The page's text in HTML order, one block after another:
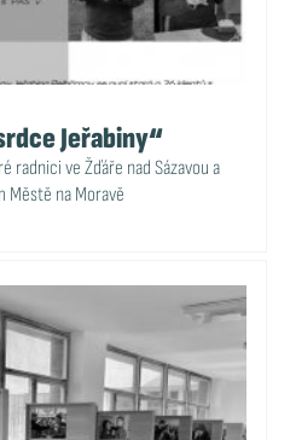
Jeřabiny“
radnici ve Žďáře nad Sázavou a
Městě na Moravě